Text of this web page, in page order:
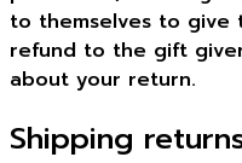
to themselves to give
refund to the gift
about your return.
Shipping